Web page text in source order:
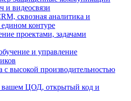
и видеосвязи
сквозная аналитика и
контуре
проектами, задачами
и управление
с высокой производительностью
вашем ЦОД, открытый код и